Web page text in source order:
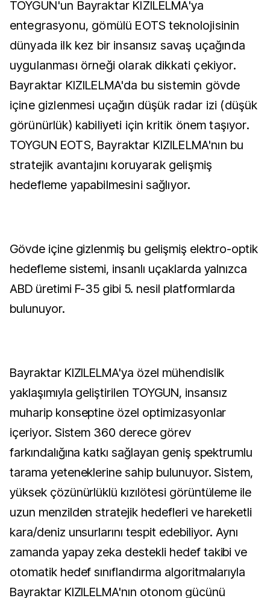
TOYGUN'un Bayraktar KIZILELMA'ya
entegrasyonu, gömülü EOTS teknolojisinin
dünyada ilk kez bir insansız savaş uçağında
uygulanması örneği olarak dikkati çekiyor.
Bayraktar KIZILELMA'da bu sistemin gövde
içine gizlenmesi uçağın düşük radar izi (düşük
görünürlük) kabiliyeti için kritik önem taşıyor.
TOYGUN EOTS, Bayraktar KIZILELMA'nın bu
stratejik avantajını koruyarak gelişmiş
hedefleme yapabilmesini sağlıyor.
Gövde içine gizlenmiş bu gelişmiş elektro-optik
hedefleme sistemi, insanlı uçaklarda yalnızca
ABD üretimi F-35 gibi 5. nesil platformlarda
bulunuyor.
Bayraktar KIZILELMA'ya özel mühendislik
yaklaşımıyla geliştirilen TOYGUN, insansız
muharip konseptine özel optimizasyonlar
içeriyor. Sistem 360 derece görev
farkındalığına katkı sağlayan geniş spektrumlu
tarama yeteneklerine sahip bulunuyor. Sistem,
yüksek çözünürlüklü kızılötesi görüntüleme ile
uzun menzilden stratejik hedefleri ve hareketli
kara/deniz unsurlarını tespit edebiliyor. Aynı
zamanda yapay zeka destekli hedef takibi ve
otomatik hedef sınıflandırma algoritmalarıyla
Bayraktar KIZILELMA'nın otonom gücünü